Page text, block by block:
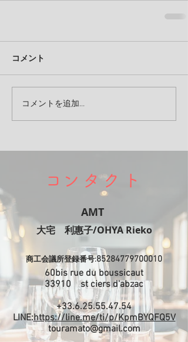
コメント
コメントを追加…
​コンタクト
AMT
​大宅 利惠子/OHYA Rieko
商工会議所登録番号:85284779700010
60bis rue du boussicaut
​33910 st ciers d'abzac
+33.6.25.55.47.54
LINE:https://line.me/ti/p/KpmBYQFQ5V
touramato@gmail.com